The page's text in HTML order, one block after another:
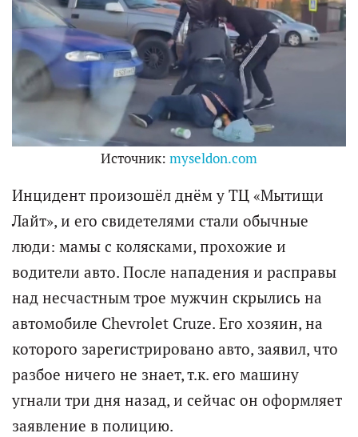
Источник: myseldon.com
Инцидент произошёл днём у ТЦ «Мытищи
Лайт», и его свидетелями стали обычные
люди: мамы с колясками, прохожие и
водители авто. После нападения и расправы
над несчастным трое мужчин скрылись на
автомобиле Chevrolet Cruze. Его хозяин, на
которого зарегистрировано авто, заявил, что
разбое ничего не знает, т.к. его машину
угнали три дня назад, и сейчас он оформляет
заявление в полицию.